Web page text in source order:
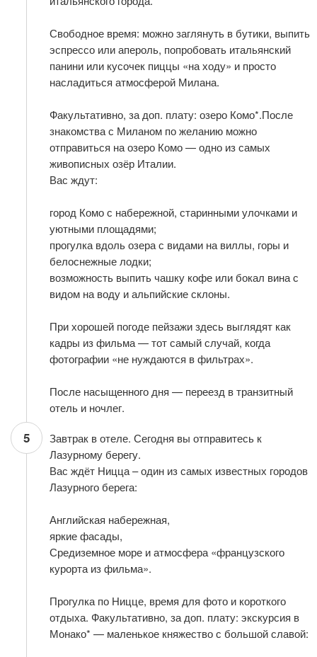
Свободное время: можно заглянуть в бутики, выпить
эспрессо или апероль, попробовать итальянский
панини или кусочек пиццы «на ходу» и просто
насладиться атмосферой Милана.
Факультативно, за доп. плату: озеро Комо*.После
знакомства с Миланом по желанию можно
отправиться на озеро Комо — одно из самых
живописных озёр Италии.
Вас ждут:
город Комо с набережной, старинными улочками и
уютными площадями;
прогулка вдоль озера с видами на виллы, горы и
белоснежные лодки;
возможность выпить чашку кофе или бокал вина с
видом на воду и альпийские склоны.
При хорошей погоде пейзажи здесь выглядят как
кадры из фильма — тот самый случай, когда
фотографии «не нуждаются в фильтрах».
После насыщенного дня — переезд в транзитный
отель и ночлег.
5
Завтрак в отеле. Сегодня вы отправитесь к
Лазурному берегу.
Вас ждёт Ницца – один из самых известных городов
Лазурного берега:
Английская набережная,
яркие фасады,
Средиземное море и атмосфера «французского
курорта из фильма».
Прогулка по Ницце, время для фото и короткого
отдыха. Факультативно, за доп. плату: экскурсия в
Монако* — маленькое княжество с большой славой: